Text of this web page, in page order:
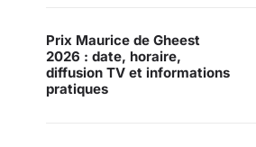
Prix Maurice de Gheest
2026 : date, horaire,
diffusion TV et informations
pratiques